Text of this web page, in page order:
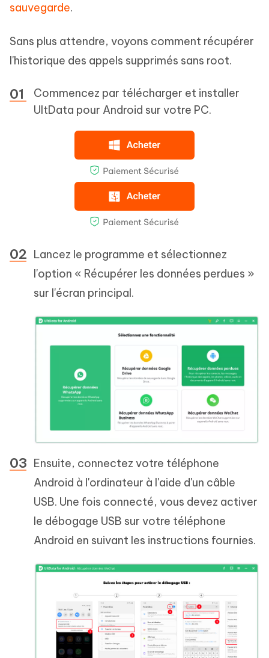
sauvegarde.
Sans plus attendre, voyons comment récupérer
l'historique des appels supprimés sans root.
Commencez par télécharger et installer
UltData pour Android sur votre PC.
Lancez le programme et sélectionnez
l'option « Récupérer les données perdues »
sur l'écran principal.
Ensuite, connectez votre téléphone
Android à l'ordinateur à l'aide d'un câble
USB. Une fois connecté, vous devez activer
le débogage USB sur votre téléphone
Android en suivant les instructions fournies.